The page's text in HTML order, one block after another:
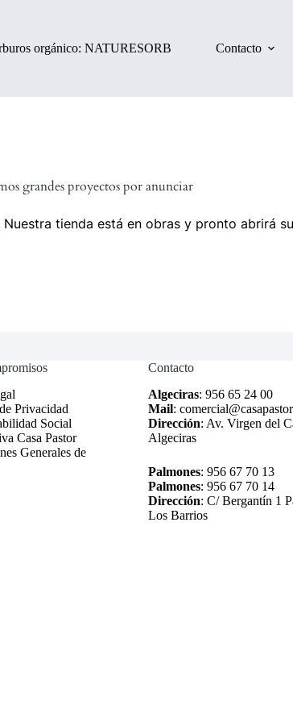
orgánico: NATURESORB Contacto
grandes proyectos por anunciar
tienda está en obras y pronto abrirá
Privacidad
Social
Casa Pastor
Generales de
Contacto
Algeciras: 956 65 24 00
Mail:
Dirección: Av. Virgen del
Algeciras
Palmones: 956 67 70 13
Palmones: 956 67 70 14
Dirección: C/ Bergantín 1
Los Barrios